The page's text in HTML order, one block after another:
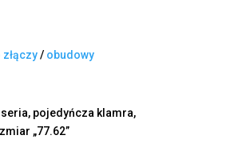
/ obudowy
seria, pojedyńcza klamra,
„77.62”